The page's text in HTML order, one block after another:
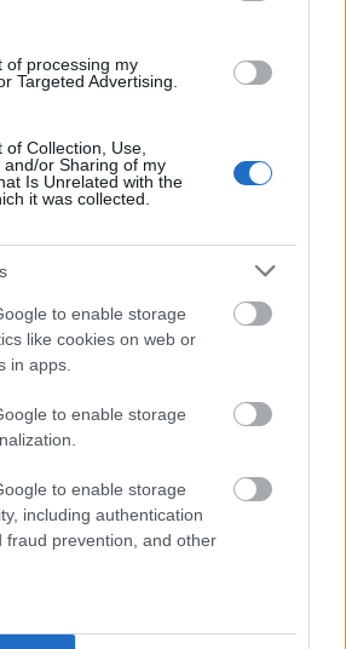
of processing my
Targeted Advertising.
Collection, Use,
and/or Sharing of my
Is Unrelated with the
it was collected.
to enable storage
like cookies on web or
in apps.
to enable storage
to enable storage
including authentication
fraud prevention, and other
w rzędy kwadraty blach z
ma się prawie tak, jak słoń do
rodzaj męskorzeczowy
węglikami spiekanymi; węglika
węglikowi spiekanemu;